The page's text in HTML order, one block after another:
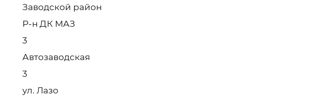
Заводской район
Р-н ДК МАЗ
3
Автозаводская
3
ул. Лазо